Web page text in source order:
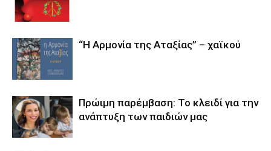
“Η Αρμονία της Αταξίας” – χαϊκού
Πρώιμη παρέμβαση: Το κλειδί για την
ανάπτυξη των παιδιών µας